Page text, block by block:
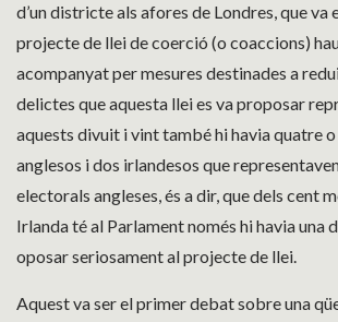
d’un districte als afores de Londres, que va
projecte de llei de coerció (o coaccions)
acompanyat per mesures destinades a
delictes que aquesta llei es va proposar
aquests divuit i vint també hi havia quatre
anglesos i dos irlandesos que
electorals angleses, és a dir, que dels cent
Irlanda té al Parlament només hi havia una
oposar seriosament al projecte de llei.
Aquest va ser el primer debat sobre una